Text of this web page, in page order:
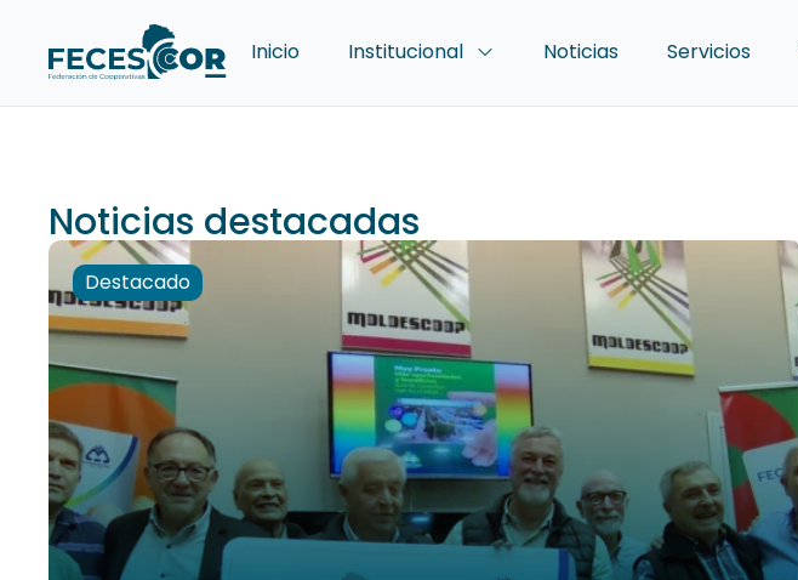
Inicio Institucional Noticias Servicios
Noticias destacadas
Destacado